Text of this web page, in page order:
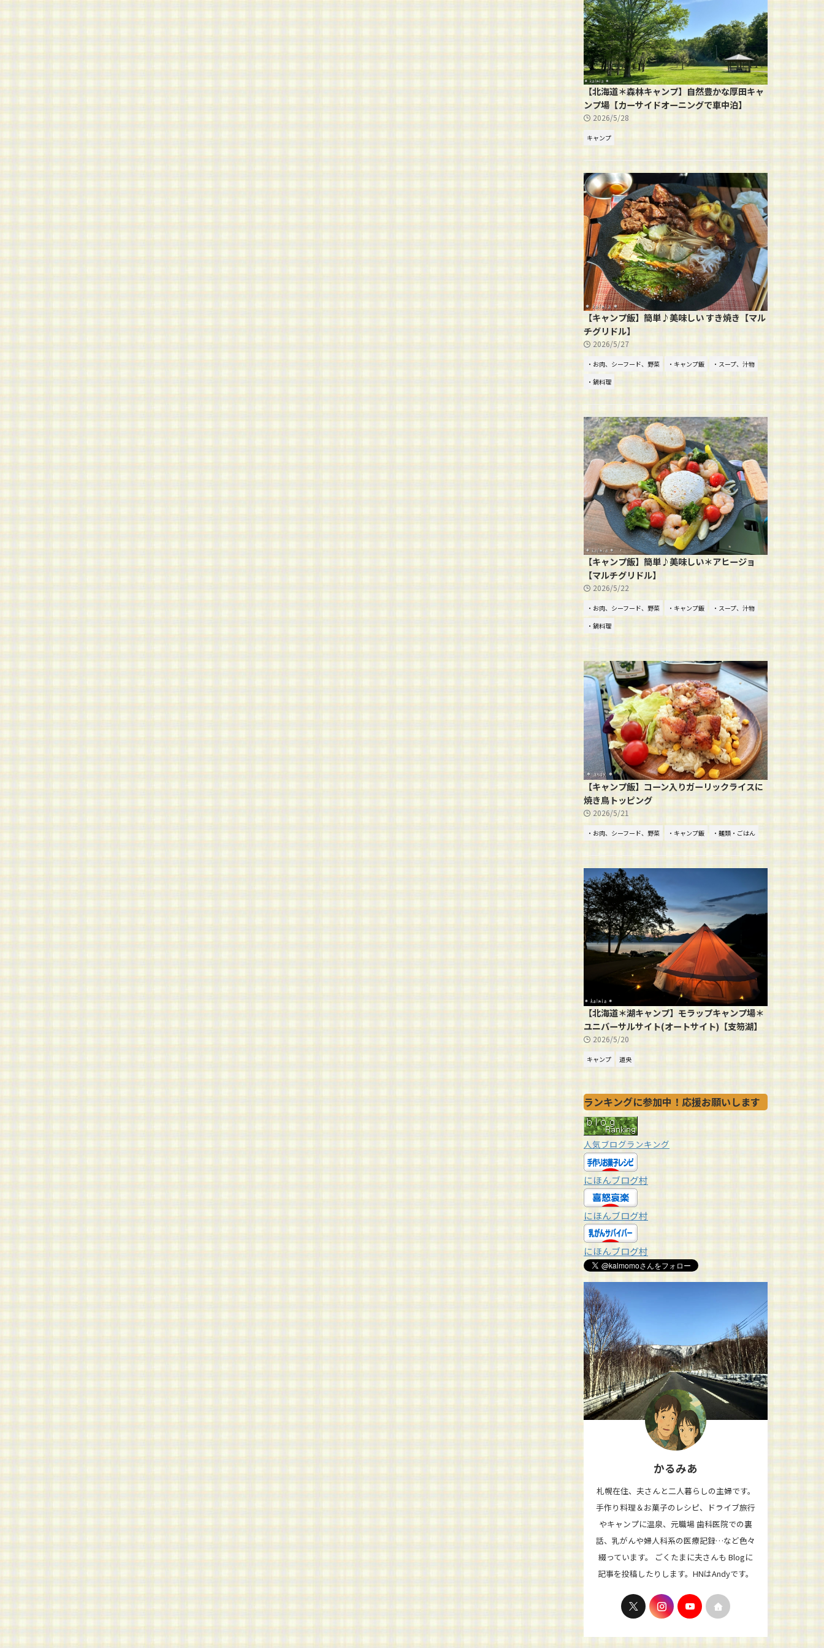
【北海道＊森林キャンプ】自然豊かな厚田キャ
ンプ場【カーサイドオーニングで車中泊】
2026/5/28
キャンプ
【キャンプ飯】簡単♪美味しい すき焼き【マル
チグリドル】
2026/5/27
・お肉、シーフード、野菜 ・キャンプ飯
・スープ、汁物
・鍋料理
【キャンプ飯】簡単♪美味しい＊アヒージョ
【マルチグリドル】
2026/5/22
・お肉、シーフード、野菜 ・キャンプ飯
・スープ、汁物
・鍋料理
【キャンプ飯】コーン入りガーリックライスに
焼き鳥トッピング
2026/5/21
・お肉、シーフード、野菜 ・キャンプ飯 ・麺類・ごはん
【北海道＊湖キャンプ】モラップキャンプ場＊
ユニバーサルサイト(オートサイト)【支笏湖】
2026/5/20
キャンプ 道央
ランキングに参加中！応援お願いします
人気ブログランキング
にほんブログ村
にほんブログ村
にほんブログ村
かるみあ
札幌在住、夫さんと二人暮らしの主婦です。
手作り料理＆お菓子のレシピ、ドライブ旅行
やキャンプに温泉、元職場 歯科医院での裏
話、乳がんや婦人科系の医療記録…など色々
綴っています。 ごくたまに夫さんも Blogに
記事を投稿したりします。HNはAndyです。